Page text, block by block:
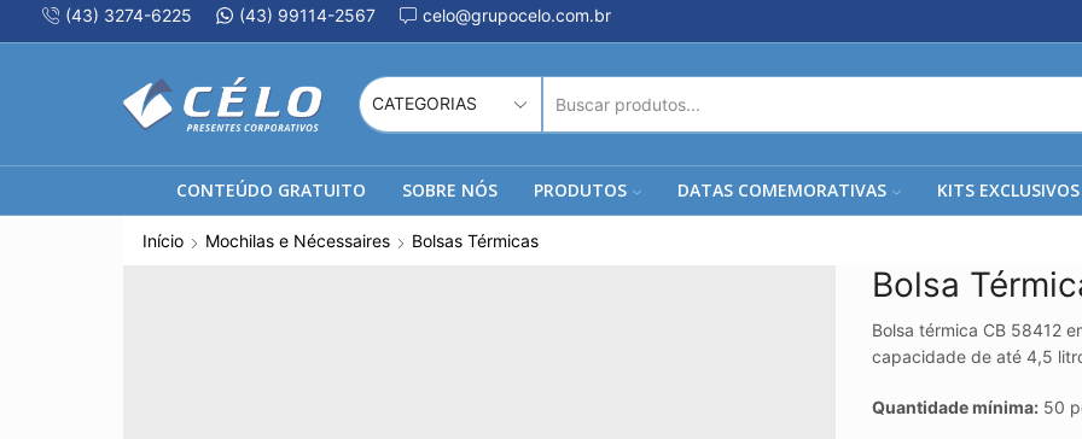
(43) 3274-6225 (43) 99114-2567 celo@grupocelo.com.br
DE
PESQUISA
CONTEÚDO GRATUITO SOBRE NÓS PRODUTOS DATAS COMEMORATIVAS KITS EXCLUSIVOS
Início Mochilas e Nécessaires Bolsas Térmicas
Bolsa
Bolsa térmica CB 58412
capacidade de até 4,5
Quantidade mínima: 50